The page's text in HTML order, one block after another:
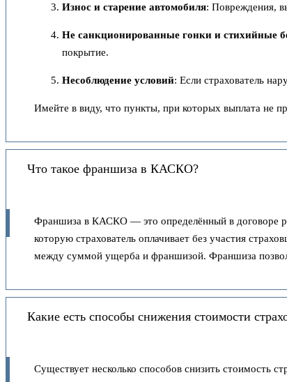
Износ и старение автомобиля: Повреждения,
Не санкционированные гонки и стихийные
покрытие.
Несоблюдение условий: Если страхователь
Имейте в виду, что пункты, при которых выплата не
Что такое франшиза в КАСКО?
Франшиза в КАСКО — это определённый в договоре
которую страхователь оплачивает без участия
между суммой ущерба и франшизой. Франшиза
Какие есть способы снижения стоимости
Существует несколько способов снизить стоимость